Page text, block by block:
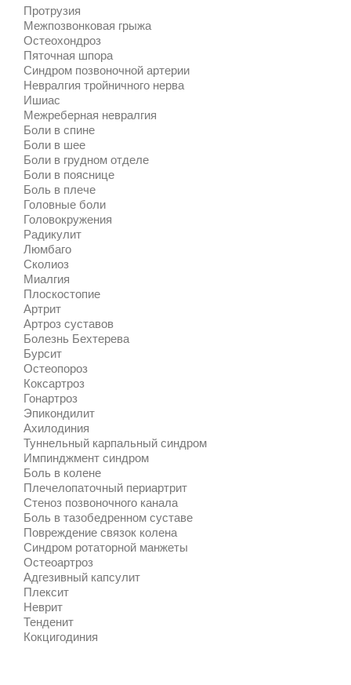
Протрузия
Межпозвонковая грыжа
Остеохондроз
Пяточная шпора
Синдром позвоночной артерии
Невралгия тройничного нерва
Ишиас
Межреберная невралгия
Боли в спине
Боли в шее
Боли в грудном отделе
Боли в пояснице
Боль в плече
Головные боли
Головокружения
Радикулит
Люмбаго
Сколиоз
Миалгия
Плоскостопие
Артрит
Артроз суставов
Болезнь Бехтерева
Бурсит
Остеопороз
Коксартроз
Гонартроз
Эпикондилит
Ахилодиния
Туннельный карпальный синдром
Импинджмент синдром
Боль в колене
Плечелопаточный периартрит
Стеноз позвоночного канала
Боль в тазобедренном суставе
Повреждение связок колена
Синдром ротаторной манжеты
Остеоартроз
Адгезивный капсулит
Плексит
Неврит
Тенденит
Кокцигодиния